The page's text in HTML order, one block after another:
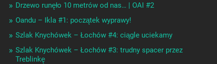
Drzewo runęło 10 metrów od nas… | OAI #2
Oandu – Ikla #1: początek wyprawy!
Szlak Knychówek – Łochów #4: ciągle uciekamy
Szlak Knychówek – Łochów #3: trudny spacer przez
Treblinkę